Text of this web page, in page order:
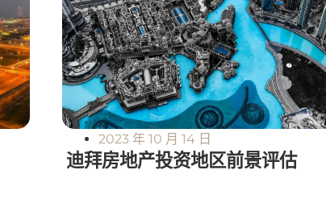
2023 年 10 月 14 日
迪拜房地产投资地区前景评估